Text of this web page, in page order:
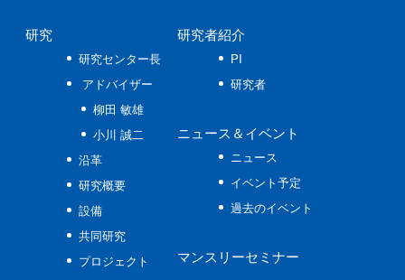
研究
研究センター長
アドバイザー
柳田 敏雄
小川 誠二
沿革
研究概要
設備
共同研究
プロジェクト
研究者紹介
PI
研究者
ニュース ＆イベント
ニュース
イベント予定
過去のイベント
マンスリーセミナー